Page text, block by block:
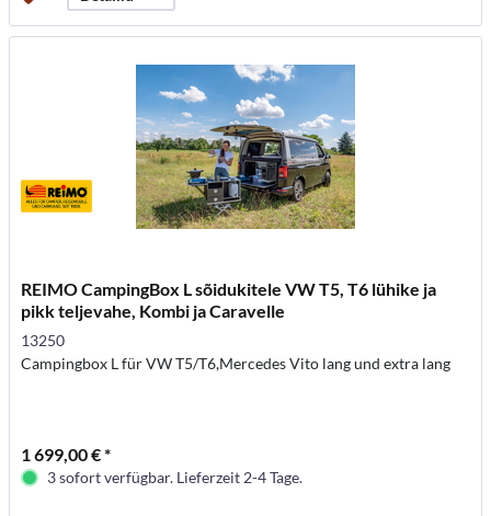
REIMO CampingBox L sõidukitele VW T5, T6 lühike ja
pikk teljevahe, Kombi ja Caravelle
13250
Campingbox L für VW T5/T6,Mercedes Vito lang und extra lang
1 699,00 € *
3 sofort verfügbar. Lieferzeit 2-4 Tage.